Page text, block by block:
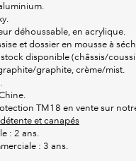
déhoussable, en acrylique.
et dossier en mousse à
disponible (châssis/
graphite, crème/mist.
TM18 en vente sur
et canapés
: 2 ans.
: 3 ans.